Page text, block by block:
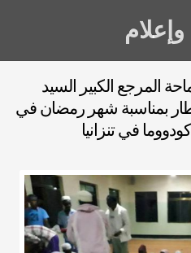
المرجع الكبير السيد
بمناسبة شهر رمضان في
في تنزانيا